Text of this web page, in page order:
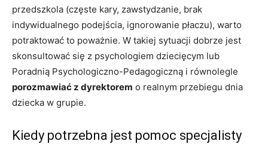
przedszkola (częste kary, zawstydzanie, brak
indywidualnego podejścia, ignorowanie płaczu), warto
potraktować to poważnie. W takiej sytuacji dobrze jest
skonsultować się z psychologiem dziecięcym lub
Poradnią Psychologiczno-Pedagogiczną i równolegle
porozmawiać z dyrektorem o realnym przebiegu dnia
dziecka w grupie.
Kiedy potrzebna jest pomoc specjalisty